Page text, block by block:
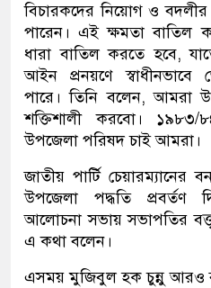
বিচারকদের নিয়োগ ও বদলীর
পারেন। এই ক্ষমতা বাতিল
ধারা বাতিল করতে হবে,
আইন প্রনয়ণে স্বাধীনভাবে
পারে। তিনি বলেন, আমরা
শক্তিশালী করবো। ১৯৮৩/
উপজেলা পরিষদ চাই আমরা।
জাতীয় পার্টি চেয়ারম্যানের
উপজেলা পদ্ধতি
আলোচনা সভায় সভাপতির
এ কথা বলেন।
এসময় মুজিবুল হক চুন্নু আরও